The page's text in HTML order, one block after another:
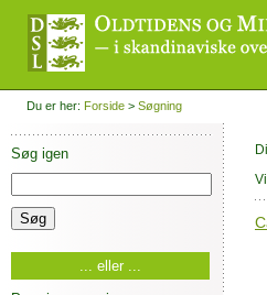
Du er her: Forside > Søgning
Søg igen
... eller ...